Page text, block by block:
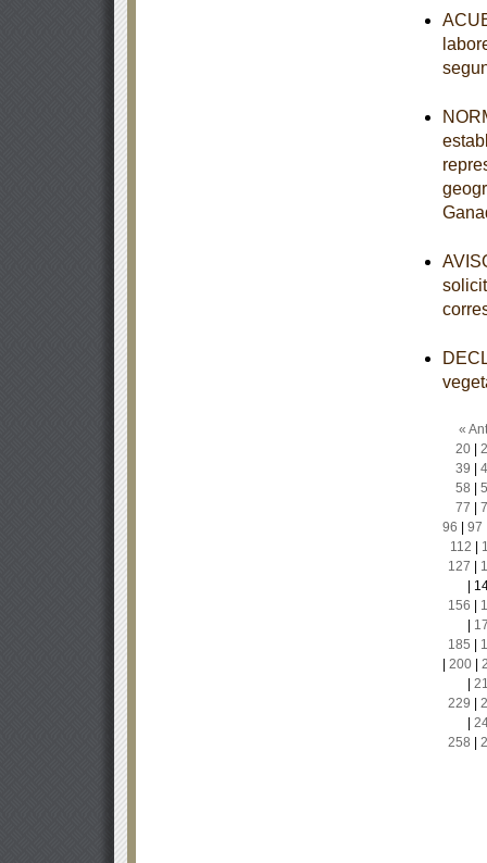
«
20|
39
58
77
96
97
112
127
156
185
200|
229
258